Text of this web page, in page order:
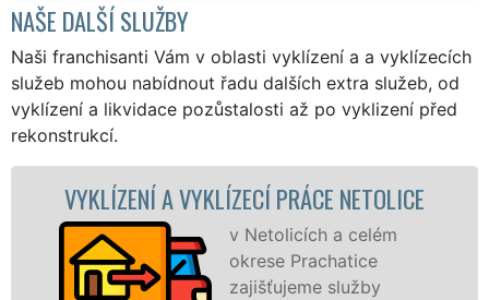
NAŠE DALŠÍ SLUŽBY
Naši franchisanti Vám v oblasti vyklízení a a vyklízecích
služeb mohou nabídnout řadu dalších extra služeb, od
vyklízení a likvidace pozůstalosti až po vyklizení před
rekonstrukcí.
A VYKLÍZECÍ PRÁCE NETOLICE
v Netolicích a celém
okrese Prachatice
zajišťujeme služby